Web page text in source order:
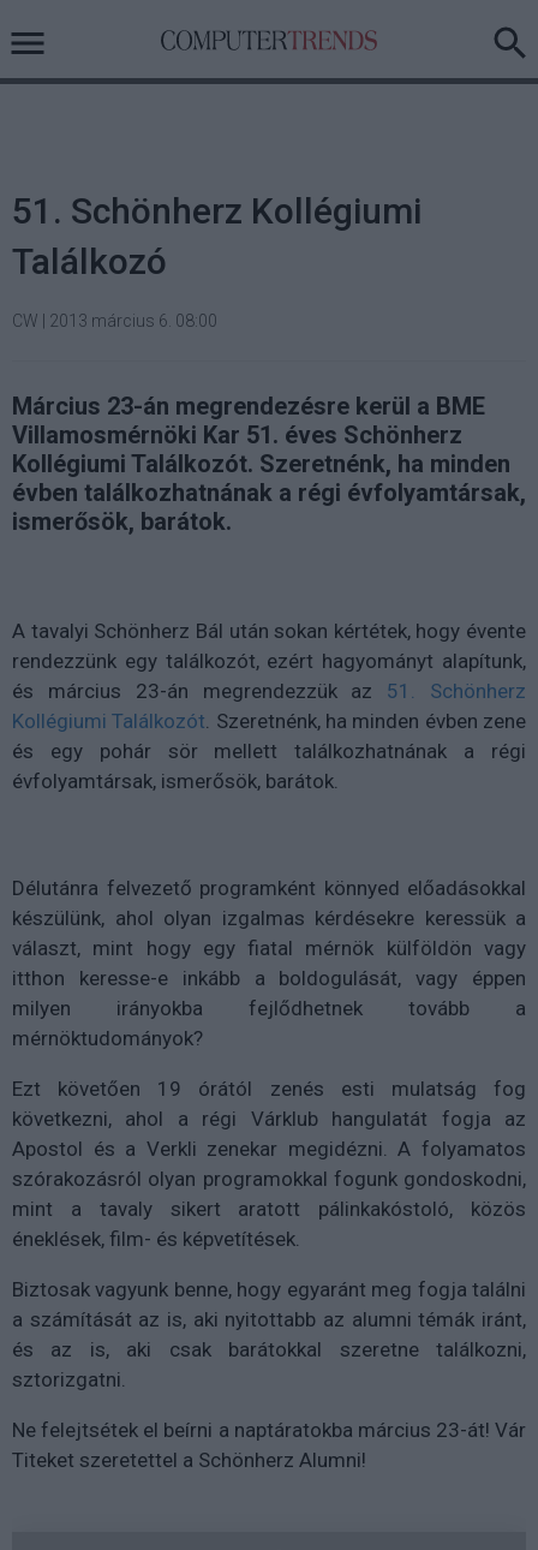
51. Schönherz Kollégiumi
Találkozó
CW 2013 március 6. 08:00
Március 23-án megrendezésre kerül a BME
Villamosmérnöki Kar 51. éves Schönherz
Kollégiumi Találkozót. Szeretnénk, ha minden
évben találkozhatnának a régi évfolyamtársak,
ismerősök, barátok.
A tavalyi Schönherz Bál után sokan kértétek, hogy évente
rendezzünk egy találkozót, ezért hagyományt alapítunk,
és március 23-án megrendezzük az 51. Schönherz
Kollégiumi Találkozót. Szeretnénk, ha minden évben zene
és egy pohár sör mellett találkozhatnának a régi
évfolyamtársak, ismerősök, barátok.
Délutánra felvezető programként könnyed előadásokkal
készülünk, ahol olyan izgalmas kérdésekre keressük a
választ, mint hogy egy fiatal mérnök külföldön vagy
itthon keresse-e inkább a boldogulását, vagy éppen
milyen irányokba fejlődhetnek tovább a
mérnöktudományok?
Ezt követően 19 órától zenés esti mulatság fog
következni, ahol a régi Várklub hangulatát fogja az
Apostol és a Verkli zenekar megidézni. A folyamatos
szórakozásról olyan programokkal fogunk gondoskodni,
mint a tavaly sikert aratott pálinkakóstoló, közös
éneklések, film- és képvetítések.
Biztosak vagyunk benne, hogy egyaránt meg fogja találni
a számítását az is, aki nyitottabb az alumni témák iránt,
és az is, aki csak barátokkal szeretne találkozni,
sztorizgatni.
Ne felejtsétek el beírni a naptáratokba március 23-át! Vár
Titeket szeretettel a Schönherz Alumni!